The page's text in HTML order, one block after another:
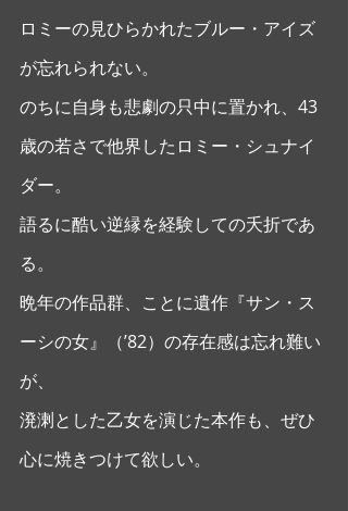
ロミーの見ひらかれたブルー・アイズ
が忘れられない。
のちに自身も悲劇の只中に置かれ、43
歳の若さで他界したロミー・シュナイ
ダー。
語るに酷い逆縁を経験しての夭折であ
る。
晩年の作品群、ことに遺作『サン・ス
ーシの女』（’82）の存在感は忘れ難い
が、
溌溂とした乙女を演じた本作も、ぜひ
心に焼きつけて欲しい。